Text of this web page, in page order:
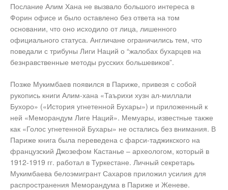
Послание Алим Хана не вызвало большого интереса в
Форин офисе и было оставлено без ответа на том
основании, что оно исходило от лица, лишенного
официального статуса. Англичане ограничились тем, что
поведали с трибуны Лиги Наций о “жалобах бухарцев на
безнравственные методы русских большевиков”.
Позже Мукимбаев появился в Париже, привезя с собой
рукопись книги Алим-хана «Таърихи хузн ал-миллали
Бухоро» («История угнетенной Бухары») и приложенный к
ней «Меморандум Лиге Наций». Мемуары, известные также
как «Голос угнетенной Бухары» не остались без внимания. В
Париже книга была переведена с фарси-таджикского на
французский Джозефом Кастанье – археологом, который в
1912-1919 гг. работал в Туркестане. Личный секретарь
Мукимбаева белоэмигрант Сахаров приложил усилия для
распространения Меморандума в Париже и Женеве.